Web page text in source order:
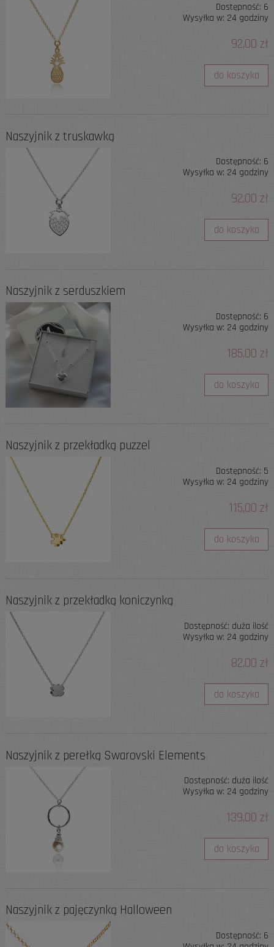
Dostępność: 6
Wysyłka w: 24 godziny
92,00 zł
do koszyka
Naszyjnik z truskawką
Dostępność: 6
Wysyłka w: 24 godziny
92,00 zł
do koszyka
Naszyjnik z serduszkiem
Dostępność: 6
Wysyłka w: 24 godziny
185,00 zł
do koszyka
Naszyjnik z przekładką puzzel
Dostępność: 5
Wysyłka w: 24 godziny
115,00 zł
do koszyka
Naszyjnik z przekładką koniczynką
Dostępność: duża ilość
Wysyłka w: 24 godziny
82,00 zł
do koszyka
Naszyjnik z perełką Swarovski Elements
Dostępność: duża ilość
Wysyłka w: 24 godziny
139,00 zł
do koszyka
Naszyjnik z pajęczynką Halloween
Dostępność: 6